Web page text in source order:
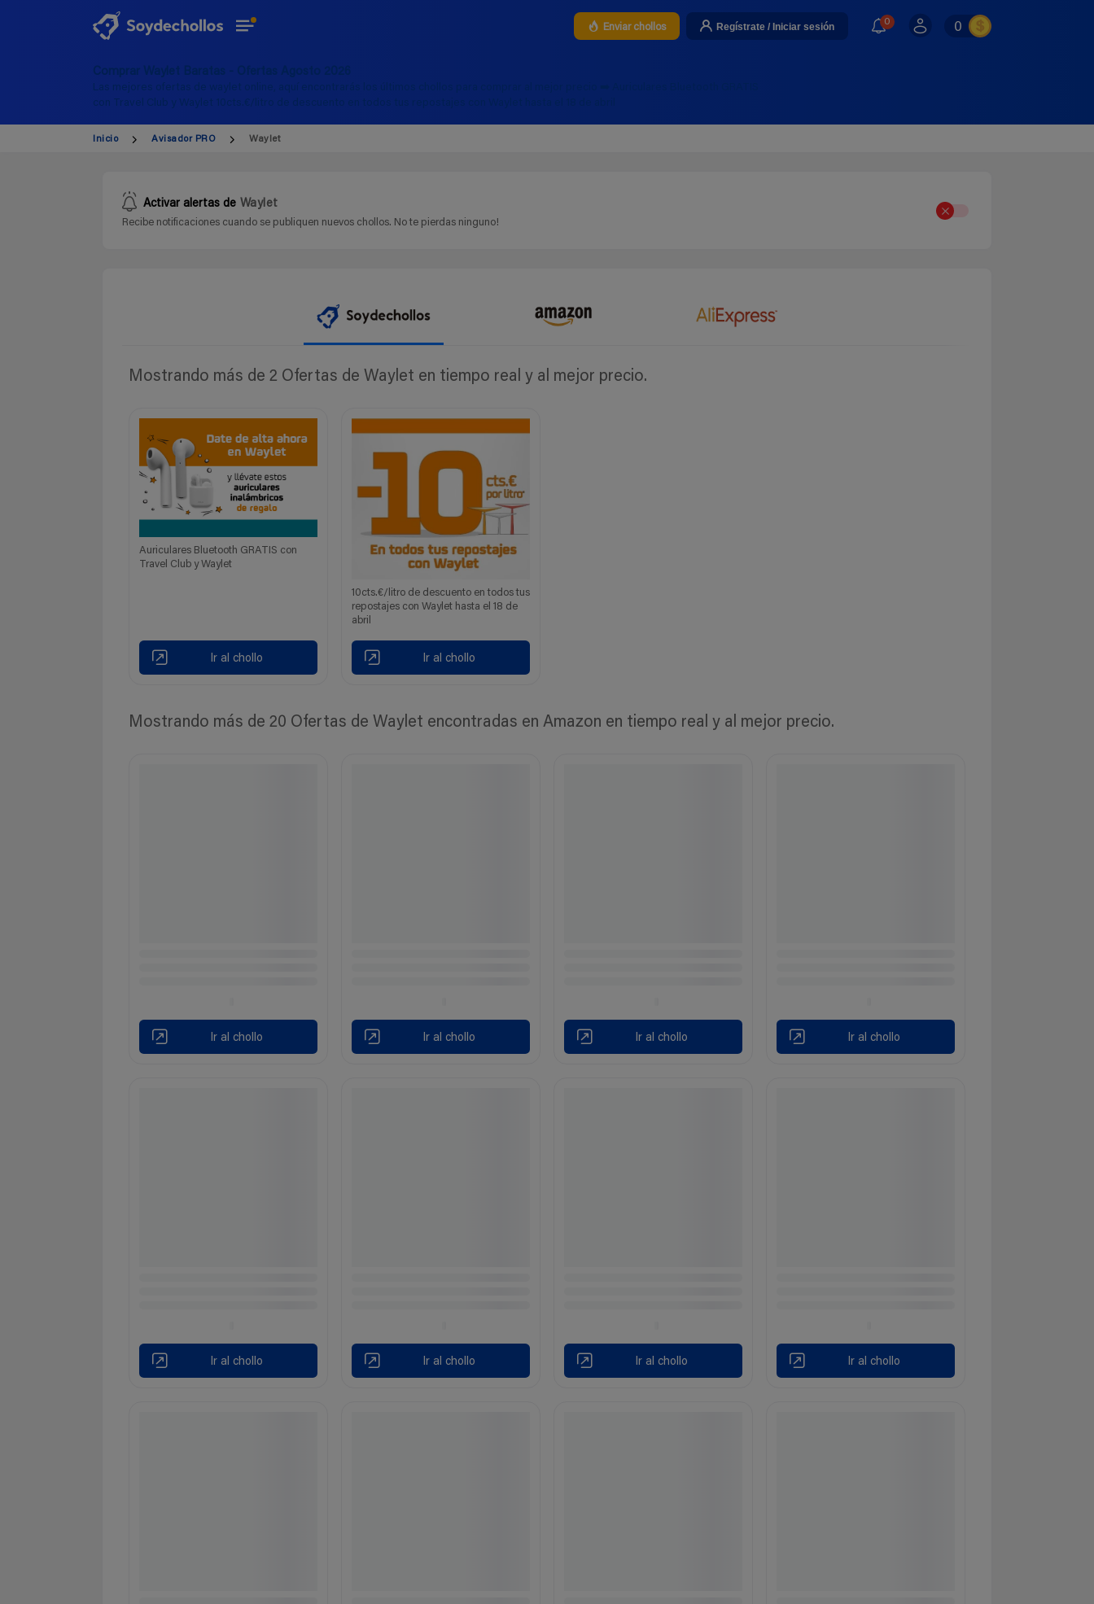
Enviar chollos Regístrate / Iniciar sesión 0 0
Comprar Waylet Baratas - Ofertas Agosto 2026
Las mejores ofertas de waylet online, aquí encontrarás los últimos chollos para comprar al mejor precio ➡️ Auriculares Bluetooth GRATIS
con Travel Club y Waylet 10cts.€/litro de descuento en todos tus repostajes con Waylet hasta el 18 de abril
Inicio Avisador PRO Waylet
Activar alertas de Waylet
Recibe notificaciones cuando se publiquen nuevos chollos. No te pierdas ninguno!
Mostrando más de 2 Ofertas de Waylet en tiempo real y al mejor precio.
Auriculares Bluetooth GRATIS con
Travel Club y Waylet
Ir al chollo
10cts.€/litro de descuento en todos tus
repostajes con Waylet hasta el 18 de
abril
Ir al chollo
Mostrando más de 20 Ofertas de Waylet encontradas en Amazon en tiempo real y al mejor precio.
Ir al chollo Ir al chollo Ir al chollo Ir al chollo
Ir al chollo Ir al chollo Ir al chollo Ir al chollo